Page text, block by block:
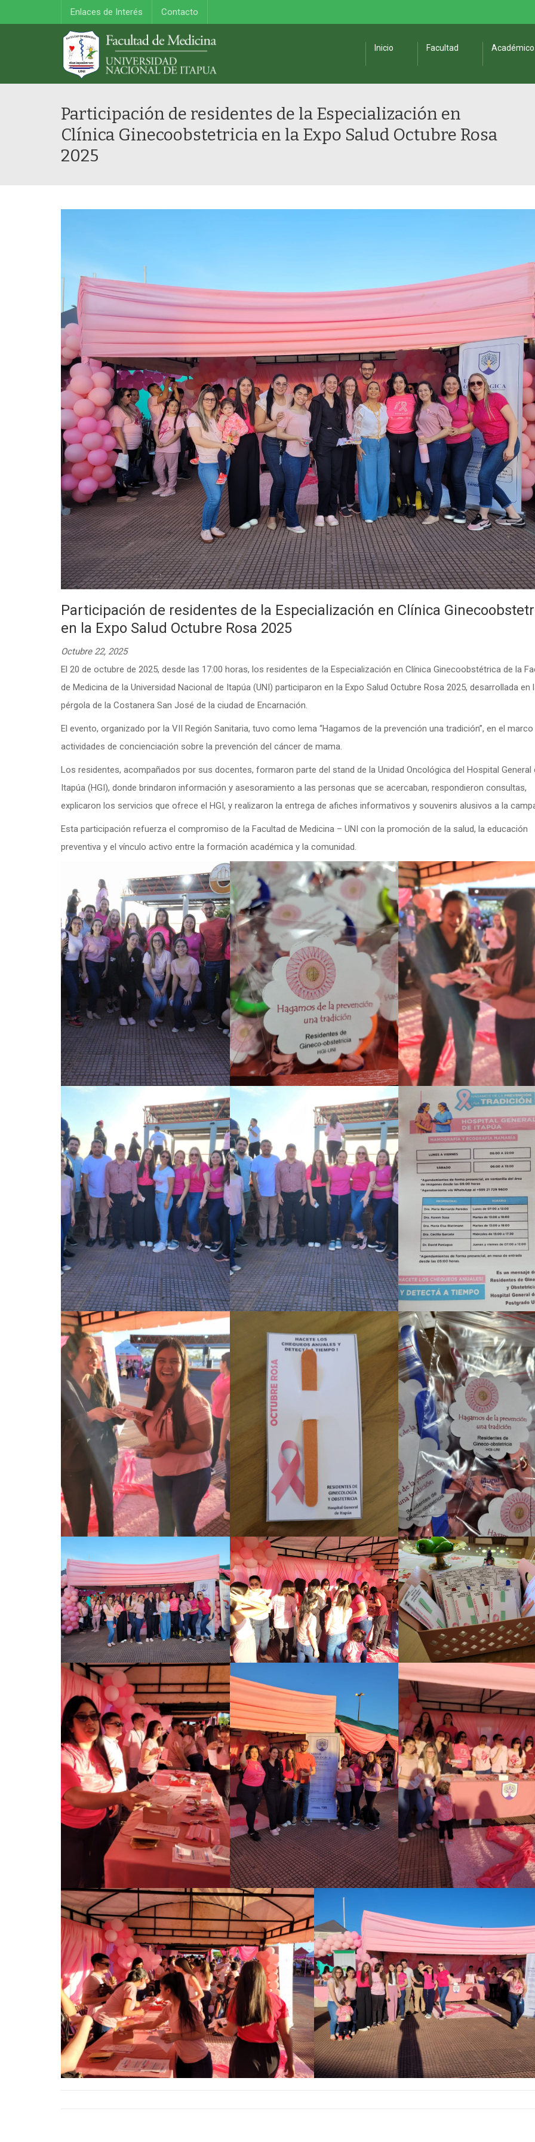
Enlaces de Interés Contacto
Inicio Facultad Académico
Participación de residentes de la Especialización en
Clínica Ginecoobstetricia en la Expo Salud Octubre Rosa
2025
Participación de residentes de la Especialización en Clínica
en la Expo Salud Octubre Rosa 2025
Octubre 22, 2025
El 20 de octubre de 2025, desde las 17:00 horas, los residentes de la Especialización en Clínica Ginecoobstétrica de la
de Medicina de la Universidad Nacional de Itapúa (UNI) participaron en la Expo Salud Octubre Rosa 2025, desarrollada en
pérgola de la Costanera San José de la ciudad de Encarnación.
El evento, organizado por la VII Región Sanitaria, tuvo como lema “Hagamos de la prevención una tradición”, en el
actividades de concienciación sobre la prevención del cáncer de mama.
Los residentes, acompañados por sus docentes, formaron parte del stand de la Unidad Oncológica del Hospital General
Itapúa (HGI), donde brindaron información y asesoramiento a las personas que se acercaban, respondieron consultas,
explicaron los servicios que ofrece el HGI, y realizaron la entrega de afiches informativos y souvenirs alusivos a la
Esta participación refuerza el compromiso de la Facultad de Medicina – UNI con la promoción de la salud, la educación
preventiva y el vínculo activo entre la formación académica y la comunidad.